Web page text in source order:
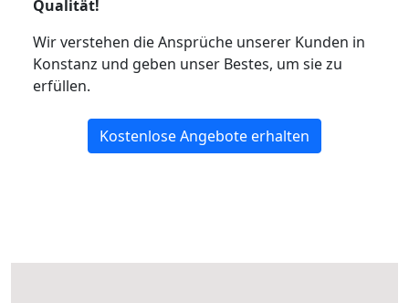
Qualität!
Wir verstehen die Ansprüche unserer Kunden in
Konstanz und geben unser Bestes, um sie zu
erfüllen.
Kostenlose Angebote erhalten